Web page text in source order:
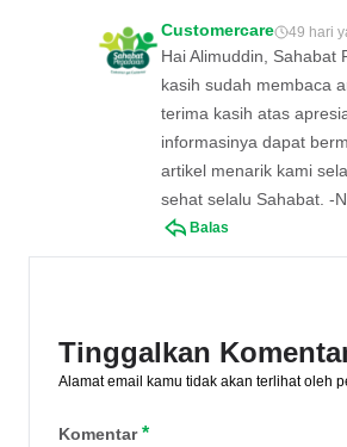
Customercare 49 hari
Hai Alimuddin, Sahabat
kasih sudah membaca
terima kasih atas
informasinya dapat
artikel menarik kami
sehat selalu Sahabat. -
Balas
Tinggalkan
Alamat email kamu tidak akan terlihat oleh
Komentar*